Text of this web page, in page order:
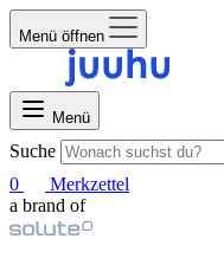
Menü öffnen
Menü
Suche
0
Merkzettel
a brand of